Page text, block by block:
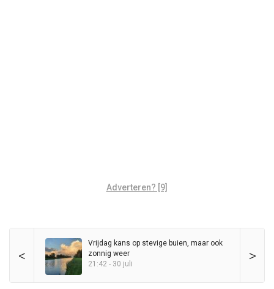
Adverteren? [9]
< >
Vrijdag kans op stevige buien, maar ook
zonnig weer
21:42 - 30 juli